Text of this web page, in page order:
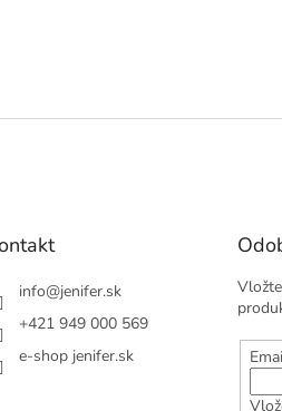
info@jenifer.sk
+421 949 000 569
e-shop jenifer.sk